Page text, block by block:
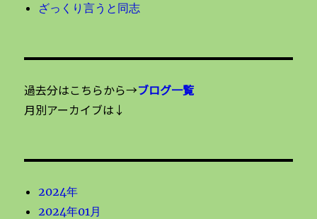
ざっくり言うと同志
過去分はこちらから→ブログ一覧
月別アーカイブは↓
2024年
2024年01月